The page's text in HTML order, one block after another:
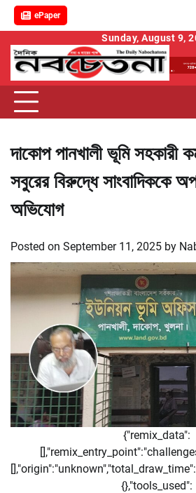
ePaper
content
Sunday, August 9,
দাকোপ পানখালী ভূমি সহকারী
সবুরের বিরুদ্ধে সাংবাদিককে
অভিযোগ
Posted on September 11, 2025 by
{"remix_data":
{},"tools_used":